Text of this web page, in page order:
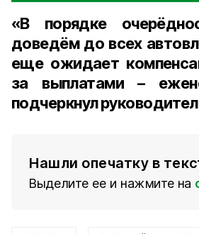
«В порядке
доведём до всех
еще ожидает
за выплатами –
подчеркнул
Нашли опечатку в
Выделите ее и нажмите на